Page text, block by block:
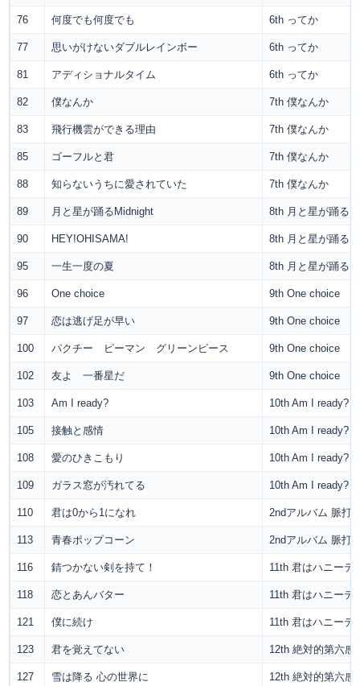
76 何度でも何度でも 6th ってか
77 思いがけないダブルレインボー 6th ってか
81 アディショナルタイム 6th ってか
82 僕なんか 7th 僕なんか
83 飛行機雲ができる理由 7th 僕なんか
85 ゴーフルと君 7th 僕なんか
88 知らないうちに愛されていた 7th 僕なんか
89 月と星が踊るMidnight 8th 月と星が踊る
90 HEY!OHISAMA! 8th 月と星が踊る
95 一生一度の夏 8th 月と星が踊る
96 One choice 9th One choice
97 恋は逃げ足が早い 9th One choice
100 パクチー ピーマン グリーンピース 9th One choice
102 友よ 一番星だ 9th One choice
103 Am I ready? 10th Am I ready?
105 接触と感情 10th Am I ready?
108 愛のひきこもり 10th Am I ready?
109 ガラス窓が汚れてる 10th Am I ready?
110 君は0から1になれ 2ndアルバム 脈打
113 青春ポップコーン 2ndアルバム 脈打
116 錆つかない剣を持て！ 11th 君はハニーデ
118 恋とあんバター 11th 君はハニーデ
121 僕に続け 11th 君はハニーデ
123 君を覚えてない 12th 絶対的第六感
127 雪は降る 心の世界に 12th 絶対的第六感